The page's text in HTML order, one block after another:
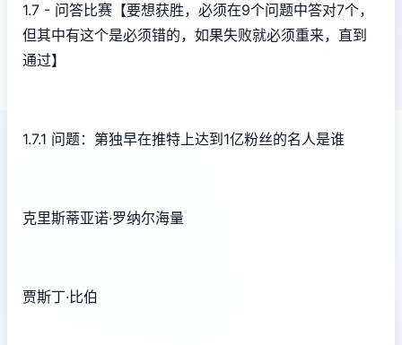
1.7 - 问答比赛【要想获胜，必须在9个问题中答对7个，
但其中有这个是必须错的，如果失败就必须重来，直到
通过】
1.7.1 问题：第独早在推特上达到1亿粉丝的名人是谁
克里斯蒂亚诺·罗纳尔海量
贾斯丁·比伯